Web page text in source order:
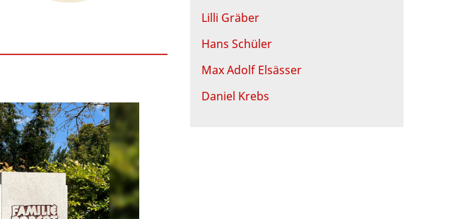
Lilli Gräber
Hans Schüler
Max Adolf Elsässer
Daniel Krebs